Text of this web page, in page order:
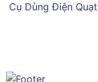
Cụ Dùng Điện Quạt